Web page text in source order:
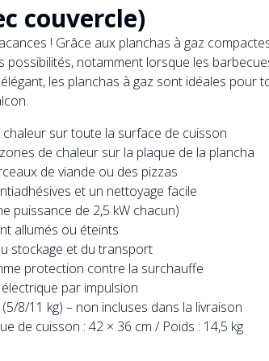
couvercle)
! Grâce aux planchas à gaz
notamment lorsque les
les planchas à gaz sont idéales
sur toute la surface de cuisson
de chaleur sur la plaque de la plancha
de viande ou des pizzas
et un nettoyage facile
puissance de 2,5 kW chacun)
allumés ou éteints
stockage et du transport
protection contre la surchauffe
par impulsion
8/11 kg) – non incluses dans la livraison
de cuisson : 42 × 36 cm / Poids : 14,5 kg